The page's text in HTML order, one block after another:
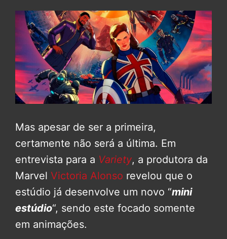
Mas apesar de ser a primeira,
certamente não será a última. Em
entrevista para a Variety, a produtora da
Marvel Victoria Alonso revelou que o
estúdio já desenvolve um novo “mini
estúdio“, sendo este focado somente
em animações.